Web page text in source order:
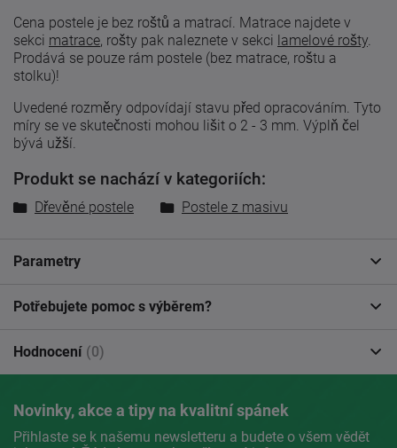
Cena postele je bez roštů a matrací. Matrace najdete v
sekci matrace, rošty pak naleznete v sekci lamelové rošty.
Prodává se pouze rám postele (bez matrace, roštu a
stolku)!
Uvedené rozměry odpovídají stavu před opracováním. Tyto
míry se ve skutečnosti mohou lišit o 2 - 3 mm. Výplň čel
bývá užší.
Produkt se nachází v kategoriích:
Dřevěné postele Postele z masivu
Parametry
Potřebujete pomoc s výběrem?
Hodnocení (0)
Novinky, akce a tipy na kvalitní spánek
Přihlaste se k našemu newsletteru a budete o všem vědět